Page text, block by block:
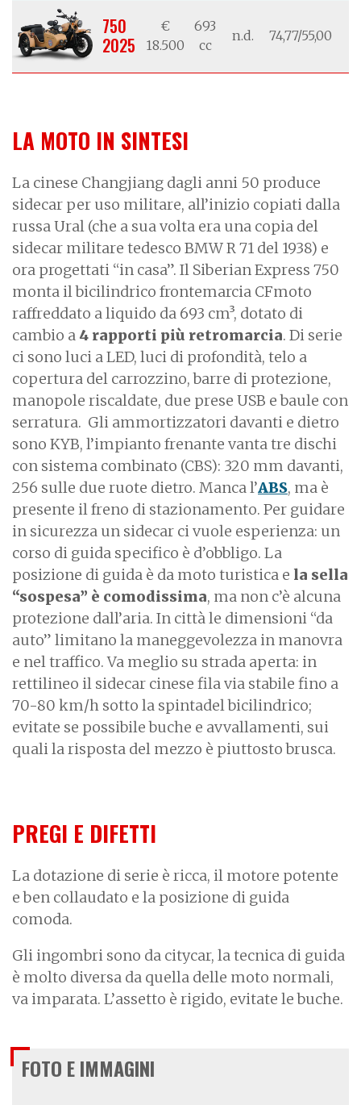
750
2025
€
18.500
693
cc
n.d. 74,77/55,00
LA MOTO IN SINTESI
La cinese Changjiang dagli anni 50 produce
sidecar per uso militare, all’inizio copiati dalla
russa Ural (che a sua volta era una copia del
sidecar militare tedesco BMW R 71 del 1938) e
ora progettati “in casa”. Il Siberian Express 750
monta il bicilindrico frontemarcia CFmoto
raffreddato a liquido da 693 cm³, dotato di
cambio a 4 rapporti più retromarcia. Di serie
ci sono luci a LED, luci di profondità, telo a
copertura del carrozzino, barre di protezione,
manopole riscaldate, due prese USB e baule con
serratura. Gli ammortizzatori davanti e dietro
sono KYB, l’impianto frenante vanta tre dischi
con sistema combinato (CBS): 320 mm davanti,
256 sulle due ruote dietro. Manca l’ABS, ma è
presente il freno di stazionamento. Per guidare
in sicurezza un sidecar ci vuole esperienza: un
corso di guida specifico è d’obbligo. La
posizione di guida è da moto turistica e la sella
“sospesa” è comodissima, ma non c’è alcuna
protezione dall’aria. In città le dimensioni “da
auto” limitano la maneggevolezza in manovra
e nel traffico. Va meglio su strada aperta: in
rettilineo il sidecar cinese fila via stabile fino a
70-80 km/h sotto la spintadel bicilindrico;
evitate se possibile buche e avvallamenti, sui
quali la risposta del mezzo è piuttosto brusca.
PREGI E DIFETTI
La dotazione di serie è ricca, il motore potente
e ben collaudato e la posizione di guida
comoda.
Gli ingombri sono da citycar, la tecnica di guida
è molto diversa da quella delle moto normali,
va imparata. L’assetto è rigido, evitate le buche.
FOTO E IMMAGINI